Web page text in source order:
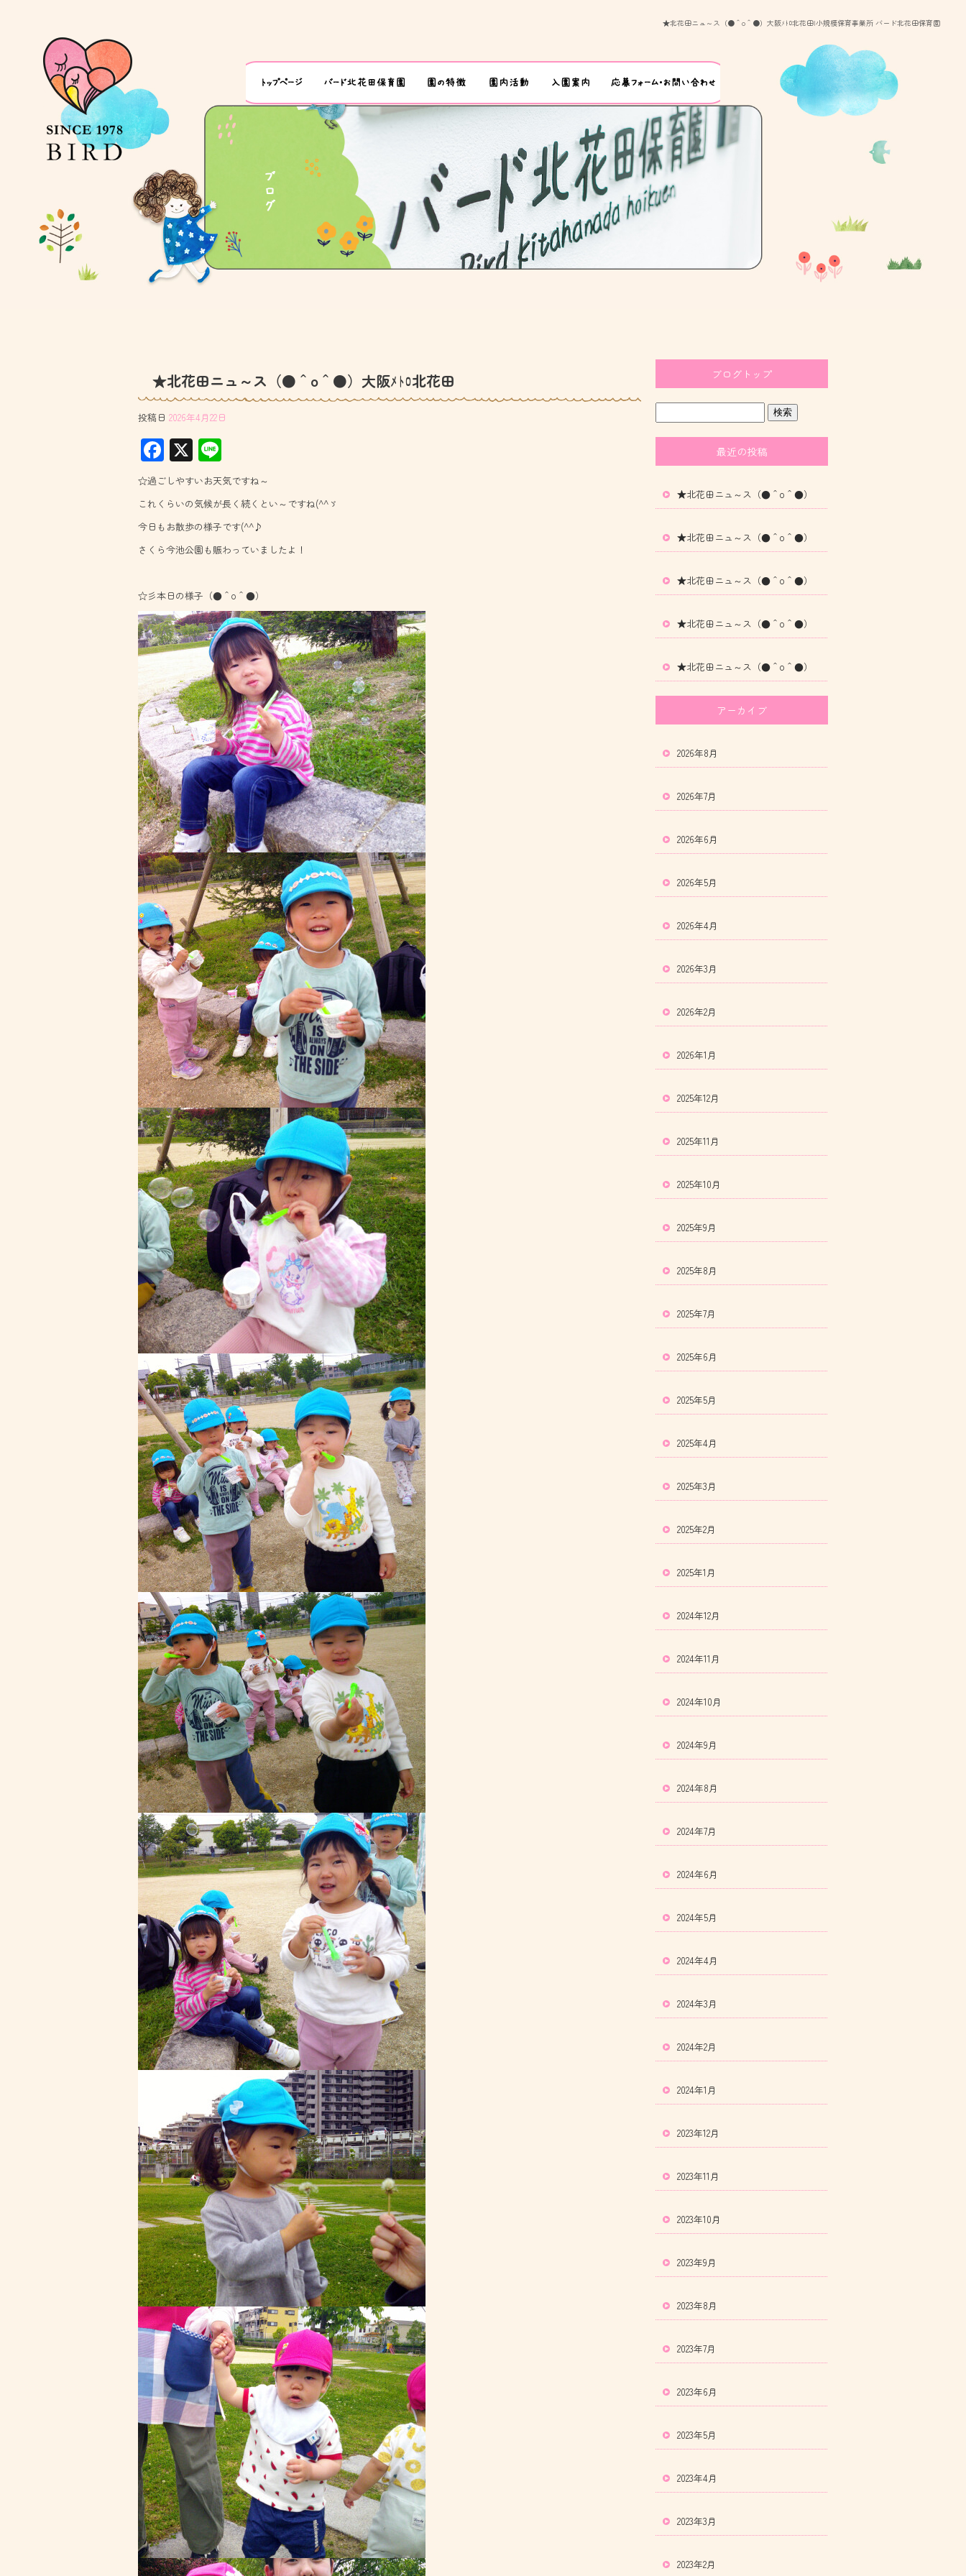
★北花田ニュ～ス（●＾o＾●）大阪ﾒﾄﾛ北花田|小規模保育事業所 バード北花田保育園
★北花田ニュ～ス（●＾o＾●）大阪ﾒﾄﾛ北花田
投稿日 2026年4月22日
F
ac
e
b
o
ok
X
ne
☆過ごしやすいお天気ですね～
これくらいの気候が長く続くとい～ですね(^^ゞ
今日もお散歩の様子です(^^♪
さくら今池公園も賑わっていましたよ！
☆彡本日の様子（●＾o＾●）
ブログトップ
最近の投稿
★北花田ニュ～ス（●＾o＾●）
★北花田ニュ～ス（●＾o＾●）
★北花田ニュ～ス（●＾o＾●）
★北花田ニュ～ス（●＾o＾●）
★北花田ニュ～ス（●＾o＾●）
アーカイブ
2026年8月
2026年7月
2026年6月
2026年5月
2026年4月
2026年3月
2026年2月
2026年1月
2025年12月
2025年11月
2025年10月
2025年9月
2025年8月
2025年7月
2025年6月
2025年5月
2025年4月
2025年3月
2025年2月
2025年1月
2024年12月
2024年11月
2024年10月
2024年9月
2024年8月
2024年7月
2024年6月
2024年5月
2024年4月
2024年3月
2024年2月
2024年1月
2023年12月
2023年11月
2023年10月
2023年9月
2023年8月
2023年7月
2023年6月
2023年5月
2023年4月
2023年3月
2023年2月